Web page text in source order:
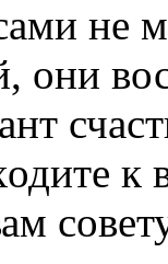
не
они
к